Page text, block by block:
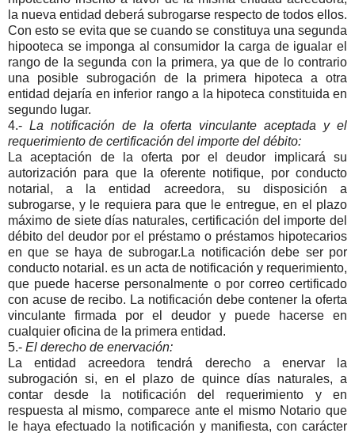
la nueva entidad deberá subrogarse respecto de todos ellos.
Con esto se evita que se cuando se constituya una segunda
hipooteca se imponga al consumidor la carga de igualar el
rango de la segunda con la primera, ya que de lo contrario
una posible subrogación de la primera hipoteca a otra
entidad dejaría en inferior rango a la hipoteca constituida en
segundo lugar.
4.- La notificación de la oferta vinculante aceptada y el
requerimiento de certificación del importe del débito:
La aceptación de la oferta por el deudor implicará su
autorización para que la oferente notifique, por conducto
notarial, a la entidad acreedora, su disposición a
subrogarse, y le requiera para que le entregue, en el plazo
máximo de siete días naturales, certificación del importe del
débito del deudor por el préstamo o préstamos hipotecarios
en que se haya de subrogar.La notificación debe ser por
conducto notarial. es un acta de notificación y requerimiento,
que puede hacerse personalmente o por correo certificado
con acuse de recibo. La notificación debe contener la oferta
vinculante firmada por el deudor y puede hacerse en
cualquier oficina de la primera entidad.
5.- El derecho de enervación:
La entidad acreedora tendrá derecho a enervar la
subrogación si, en el plazo de quince días naturales, a
contar desde la notificación del requerimiento y en
respuesta al mismo, comparece ante el mismo Notario que
le haya efectuado la notificación y manifiesta, con carácter